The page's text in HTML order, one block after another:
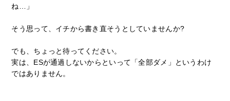
ね…」
そう思って、イチから書き直そうとしていませんか?
でも、ちょっと待ってください。
実は、ESが通過しないからといって「全部ダメ」というわけ
ではありません。